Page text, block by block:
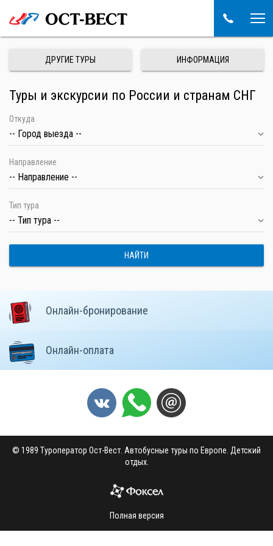
ДРУГИЕ ТУРЫ ИНФОРМАЦИЯ
Туры и экскурсии по России и странам СНГ
Откуда
-- Город выезда --
Направление
-- Направление --
Тип тура
-- Тип тура --
НАЙТИ
Онлайн-бронирование
Онлайн-оплата
© 1989 Туроператор Ост-Вест. Автобусные туры по Европе. Детский
отдых.
Полная версия